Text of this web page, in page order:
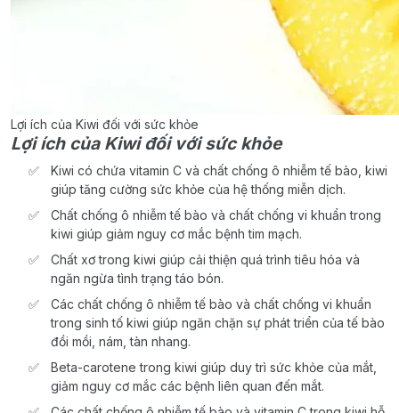
Lợi ích của Kiwi đối với sức khỏe
Lợi ích của Kiwi đối với sức khỏe
Kiwi có chứa vitamin C và chất chống ô nhiễm tế bào, kiwi
giúp tăng cường sức khỏe của hệ thống miễn dịch.
Chất chống ô nhiễm tế bào và chất chống vi khuẩn trong
kiwi giúp giảm nguy cơ mắc bệnh tim mạch.
Chất xơ trong kiwi giúp cải thiện quá trình tiêu hóa và
ngăn ngừa tình trạng táo bón.
Các chất chống ô nhiễm tế bào và chất chống vi khuẩn
trong sinh tố kiwi giúp ngăn chặn sự phát triển của tế bào
đồi mồi, nám, tàn nhang.
Beta-carotene trong kiwi giúp duy trì sức khỏe của mắt,
giảm nguy cơ mắc các bệnh liên quan đến mắt.